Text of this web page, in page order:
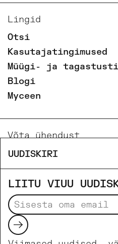
Lingid
Otsi
Kasutajatingimused
Müügi- ja
Blogi
Myceen
Võta ühendust
Email
Phone
Facebook
Instagram
UUDISKIRI
LIITU VIUU
Saada